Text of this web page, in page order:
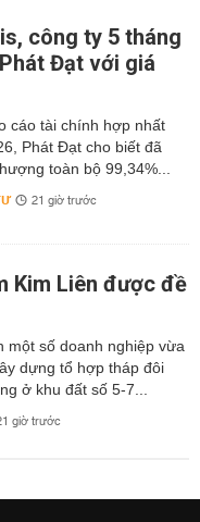
công ty 5 tháng
Đạt với giá
cáo tài chính hợp nhất
Phát Đạt cho biết đã
toàn bộ 99,34%...
21 giờ trước
Kim Liên được đề
một số doanh nghiệp vừa
dựng tổ hợp tháp đôi
ở khu đất số 5-7...
giờ trước